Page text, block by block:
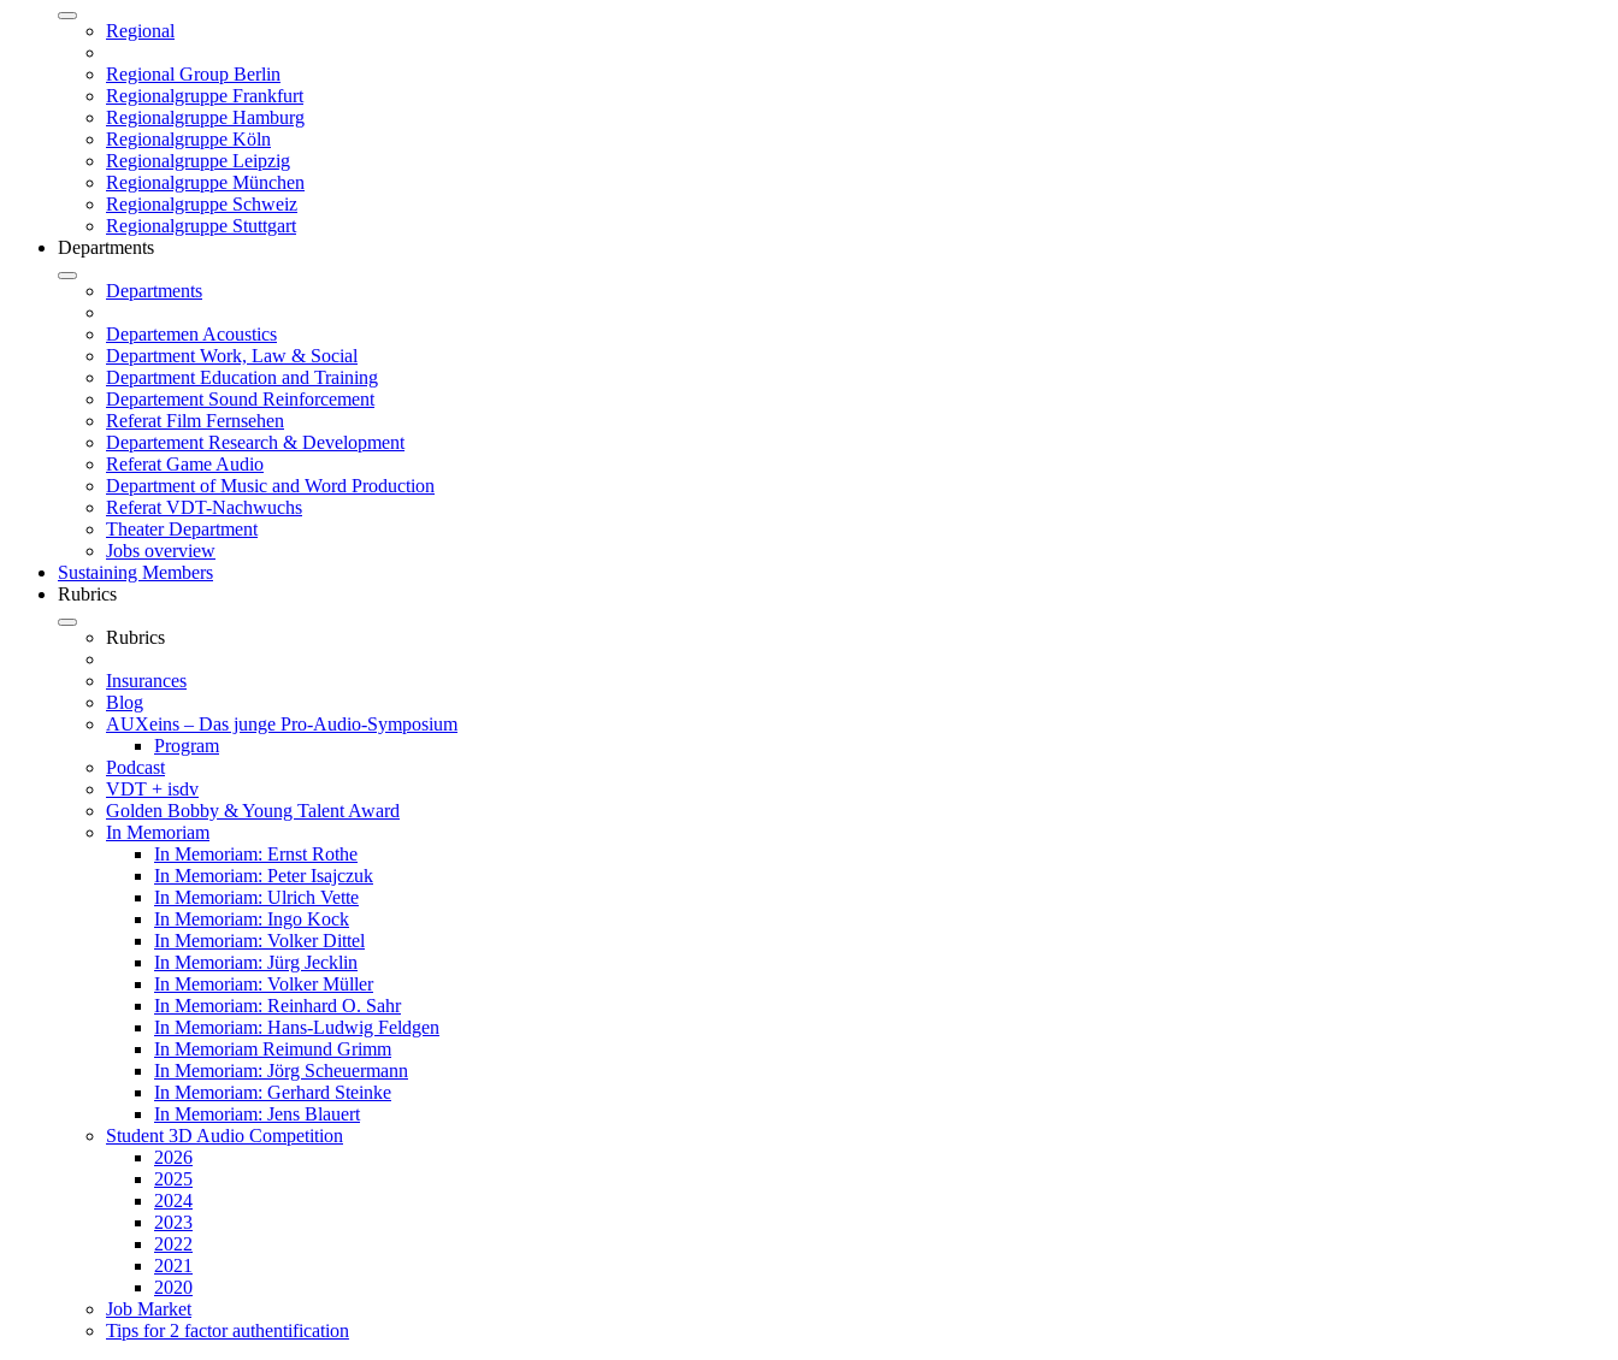
Regional
Regional Group Berlin
Regionalgruppe Frankfurt
Regionalgruppe Hamburg
Regionalgruppe Köln
Regionalgruppe Leipzig
Regionalgruppe München
Regionalgruppe Schweiz
Regionalgruppe Stuttgart
Departments
Departments
Departemen Acoustics
Department Work, Law & Social
Department Education and Training
Departement Sound Reinforcement
Referat Film Fernsehen
Departement Research & Development
Referat Game Audio
Department of Music and Word Production
Referat VDT-Nachwuchs
Theater Department
Jobs overview
Sustaining Members
Rubrics
Rubrics
Insurances
Blog
AUXeins – Das junge Pro-Audio-Symposium
Program
Podcast
VDT + isdv
Golden Bobby & Young Talent Award
In Memoriam
In Memoriam: Ernst Rothe
In Memoriam: Peter Isajczuk
In Memoriam: Ulrich Vette
In Memoriam: Ingo Kock
In Memoriam: Volker Dittel
In Memoriam: Jürg Jecklin
In Memoriam: Volker Müller
In Memoriam: Reinhard O. Sahr
In Memoriam: Hans-Ludwig Feldgen
In Memoriam Reimund Grimm
In Memoriam: Jörg Scheuermann
In Memoriam: Gerhard Steinke
In Memoriam: Jens Blauert
Student 3D Audio Competition
2026
2025
2024
2023
2022
2021
2020
Job Market
Tips for 2 factor authentification